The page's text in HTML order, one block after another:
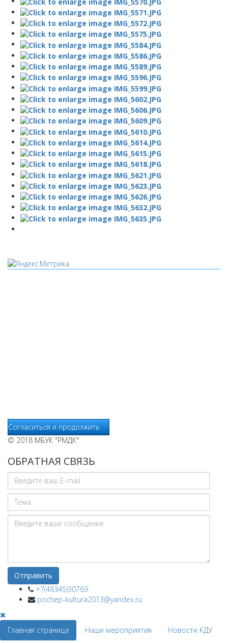
Согласиться и продолжить
© 2018 МБУК "РМДК"
ОБРАТНАЯ СВЯЗЬ
+7(48345)30769
pochep-kultura2013@yandex.ru
Главная страница Наши мероприятия Новости КДУ